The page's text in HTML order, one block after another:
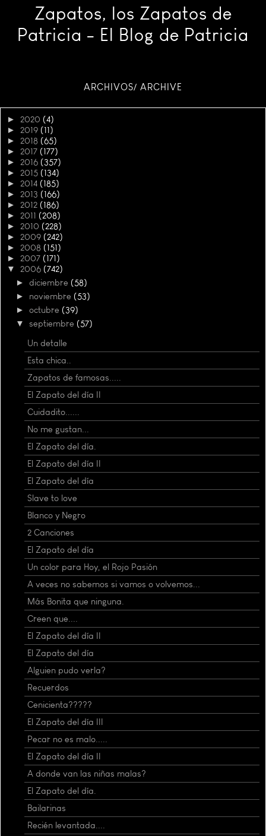
Zapatos, los Zapatos de
Patricia - El Blog de Patricia
ARCHIVOS/ ARCHIVE
► 2020 (4)
► 2019 (11)
► 2018 (65)
► 2017 (177)
► 2016 (357)
► 2015 (134)
► 2014 (185)
► 2013 (166)
► 2012 (186)
► 2011 (208)
► 2010 (228)
► 2009 (242)
► 2008 (151)
► 2007 (171)
▼ 2006 (742)
► diciembre (58)
► noviembre (53)
► octubre (39)
▼ septiembre (57)
Un detalle
Esta chica..
Zapatos de famosas.....
El Zapato del día II
Cuidadito......
No me gustan...
El Zapato del día.
El Zapato del día II
El Zapato del día
Slave to love
Blanco y Negro
2 Canciones
El Zapato del día
Un color para Hoy, el Rojo Pasión
A veces no sabemos si vamos o volvemos...
Más Bonita que ninguna.
Creen que....
El Zapato del día II
El Zapato del día
Alguien pudo verla?
Recuerdos
Cenicienta?????
El Zapato del día III
Pecar no es malo.....
El Zapato del día II
A donde van las niñas malas?
El Zapato del día.
Bailarinas
Recién levantada....